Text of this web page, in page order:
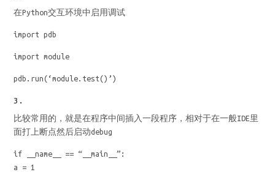
在Python交互环境中启用调试
import pdb
import module
pdb.run(‘module.test()’)
3.
比较常用的，就是在程序中间插入一段程序，相对于在一般IDE里
面打上断点然后启动debug
if __name__ == “__main__”:
a = 1